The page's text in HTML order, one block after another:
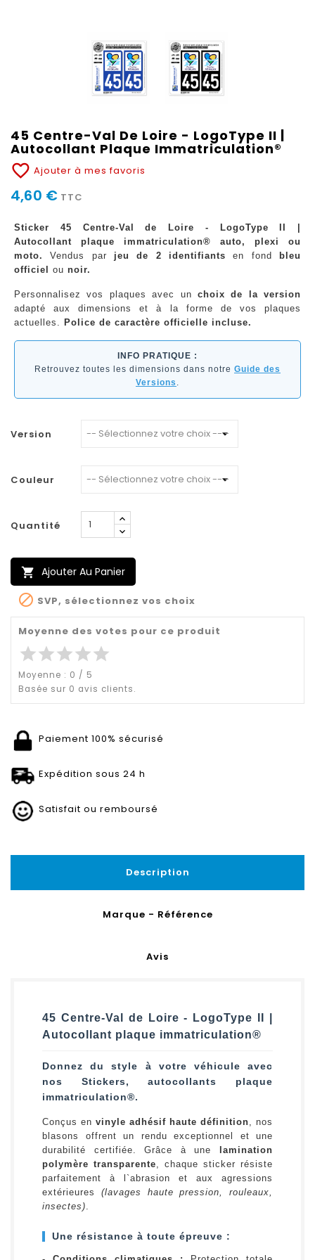
45 Centre-Val De Loire - LogoType II |
Autocollant Plaque Immatriculation®
favorite_border Ajouter à mes favoris
4,60 € TTC
Sticker 45 Centre-Val de Loire - LogoType II |
Autocollant plaque immatriculation® auto, plexi ou
moto.
Vendus par jeu de 2 identifiants en fond
bleu
officiel
ou noir.
Personnalisez vos plaques avec un choix de la version
adapté aux dimensions et à la forme de vos plaques
actuelles. Police de caractère officielle incluse.
INFO PRATIQUE :
Retrouvez toutes les dimensions dans notre Guide des
Versions .
Version
Couleur
Quantité
 Ajouter Au Panier
 SVP, sélectionnez vos choix
Moyenne des votes pour ce produit
starstarstarstarstar
Moyenne : 0 / 5
Basée sur 0 avis clients.
Paiement 100% sécurisé
Expédition sous 24 h
Satisfait ou remboursé
Description
Marque - Référence
Avis
45 Centre-Val de Loire - LogoType II |
Autocollant plaque immatriculation®
Donnez du style à votre véhicule avec
nos Stickers, autocollants plaque
immatriculation®.
Conçus en vinyle adhésif haute définition, nos
blasons offrent un rendu exceptionnel et une
durabilité certifiée. Grâce à une
lamination
polymère transparente, chaque sticker résiste
parfaitement à l`abrasion et aux agressions
extérieures (lavages haute pression, rouleaux,
insectes).
Une résistance à toute épreuve :